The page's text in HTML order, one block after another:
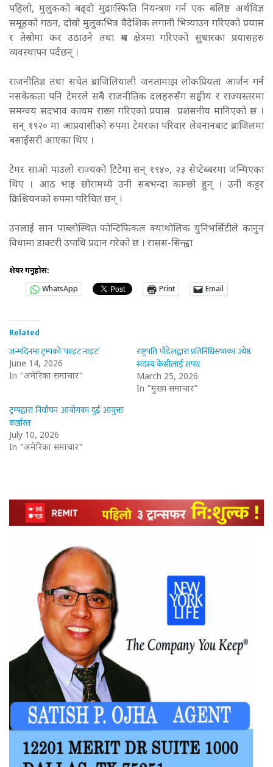
पहिलो, मुलुकको बढ्दो मुद्राःस्फिति नियन्त्रण गर्न एक बलिष्ठ अर्थविज्ञ
समूहको गठन, दोस्रो मुलुकभित्र वैदेशिक लगानी भित्र्याउन गरिएको प्रयास
र तेस्रोमा कर उठाउने तथा श्रम क्षेत्रमा गरिएको सुधारका प्रयासहरु
व्यवस्थापन पर्दछन् ।
राजनीतिज्ञ तथा सचेत ब्राजिलियाली जनतामाझ लोकप्रियता आर्जन गर्न
नसकेकता पनि टेमरले सबै राजनीतिक दलहरुसँग सङ्घीय र राज्यस्तरमा
समन्वय सदभाव कायम राख्न गरिएको प्रयास प्रशंसनीय मानिएको छ ।
सन् १९२० मा आप्रवासीको रुपमा टेमरका परिवार लेवनानबाट ब्राजिलमा
बसाईसरी आएका थिए ।
टेमर साओ पाउलो राज्यको टिटेमा सन् १९४०, २३ सेप्टेब्बरमा जन्मिएका
थिए । आठ भाइ छोरामध्ये उनी सबभन्दा कान्छो हुन् । उनी कट्टर
क्रिश्चियनको रुपमा परिचित छन् ।
उनलाई सान पाब्लोस्थित फोन्टिफिकल क्याथोलिक युनिभर्सिटीले कानुन
विधामा डाक्टरी उपाधि प्रदान गरेको छ । रासस-सिन्ह्वा
शेयर गर्नुहोस:
WhatsApp
Print Email
Related
जन्मदिनमा ट्रम्पको ‘फाइट नाइट’
June 14, 2026
In "अमेरिका समाचार"
राष्ट्रपति पौडेलद्वारा प्रतिनिधिसभाका ज्येष्ठ
सदस्य केसीलाई शपथ
March 25, 2026
In "मुख्य समाचार"
ट्रम्पद्वारा निर्वाचन आयोगका दुई आयुक्त
बर्खास्त
July 10, 2026
In "अमेरिका समाचार"